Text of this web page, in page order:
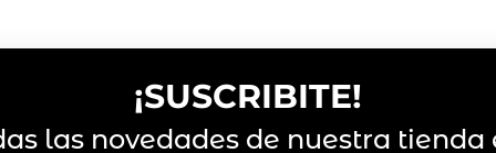
¡SUSCRIBITE!
las novedades de nuestra tienda